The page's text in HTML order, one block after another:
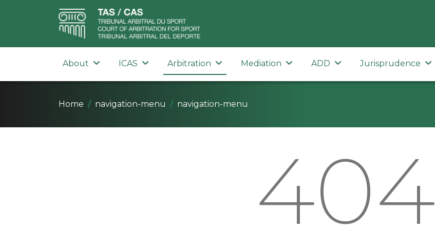
About ICAS Arbitration Mediation ADD Jurisprudence
Home navigation-menu navigation-menu
404